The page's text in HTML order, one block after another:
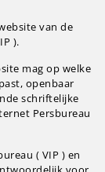
van de
).
mag op welke
openbaar
schriftelijke
Persbureau
( VIP ) en